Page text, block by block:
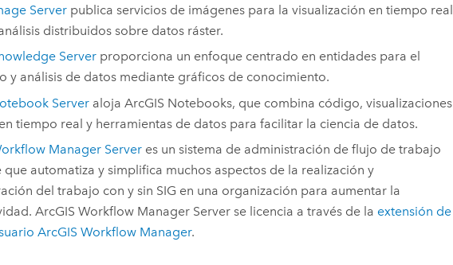
Serverpublica servicios de imágenes para la visualización en tiempo real
distribuidos sobre datos ráster.
Serverproporciona un enfoque centrado en entidades para el
y análisis de datos mediante gráficos de conocimiento.
Serveraloja ArcGIS Notebooks, que combina código, visualizaciones
tiempo real y herramientas de datos para facilitar la ciencia de datos.
Manager Serveres un sistema de administración de flujo de trabajo
que automatiza y simplifica muchos aspectos de la realización y
del trabajo con y sin SIG en una organización para aumentar la
ArcGIS Workflow Manager Serverse licencia a través de la extensión de
ArcGIS Workflow Manager.